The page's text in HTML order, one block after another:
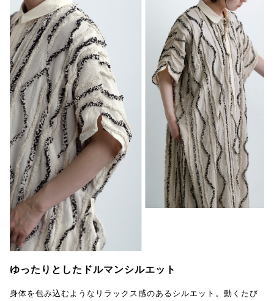
ゆったりとしたドルマンシルエット
身体を包み込むようなリラックス感のあるシルエット。動くたび